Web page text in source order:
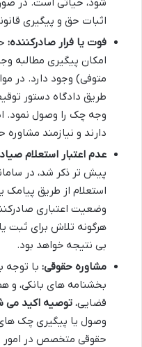
اثبات حق و پیگیری
فوت یا فرار صادرکننده:
امکان پیگیری مطالبه
متوفی) وجود دارد. در
طریق دادگاه دستور
وجه چک را وصول نمود.
دارند و نیازمند
عدم اعتبار استعلام
پیش تر ذکر شد، در
استعلام از طریق پیامک
وضعیت اعتباری
هرگونه تلاش برای ثبت
بی نتیجه خواهد بود.
مشاوره حقوقی: با توجه
بخشنامه های بانکی، و
قضایی، توصیه اکید می
وصول یا پیگیری چک
حقوقی متخصص در امور